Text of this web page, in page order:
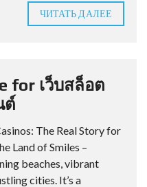
ЧИТАТЬ ДАЛЕЕ
for เว็บสล็อต
ต์
The Real Story for
Land of Smiles –
beaches, vibrant
cities. It’s a